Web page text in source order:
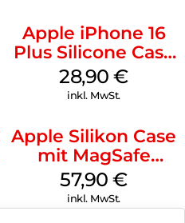
Apple iPhone 16
Plus Silicone Case
MagSafe Black
28,90€
inkl. MwSt.
Apple Silikon Case
mit MagSafe
iPhone 14 Pro
(PRODUCT)RED
57,90€
inkl. MwSt.